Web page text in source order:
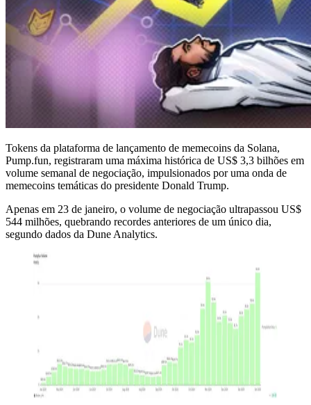
Tokens da plataforma de lançamento de memecoins da Solana,
Pump.fun, registraram uma máxima histórica de US$ 3,3 bilhões em
volume semanal de negociação, impulsionados por uma onda de
memecoins temáticas do presidente Donald Trump.
Apenas em 23 de janeiro, o volume de negociação ultrapassou US$
544 milhões, quebrando recordes anteriores de um único dia,
segundo dados da Dune Analytics.